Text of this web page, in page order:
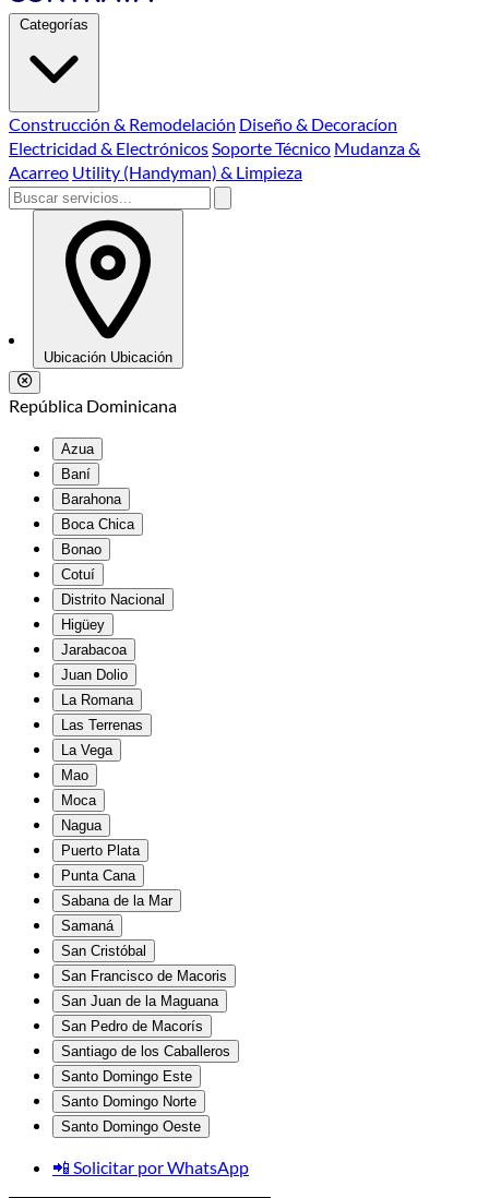
Categorías
Construcción & Remodelación Diseño & Decoracíon
Electricidad & ElectrónicosSoporte Técnico Mudanza &
Acarreo Utility (Handyman) & Limpieza
Ubicación Ubicación
República Dominicana
Azua
Baní
Barahona
Boca Chica
Bonao
Cotuí
Distrito Nacional
Higüey
Jarabacoa
Juan Dolio
La Romana
Las Terrenas
La Vega
Mao
Moca
Nagua
Puerto Plata
Punta Cana
Sabana de la Mar
Samaná
San Cristóbal
San Francisco de Macoris
San Juan de la Maguana
San Pedro de Macorís
Santiago de los Caballeros
Santo Domingo Este
Santo Domingo Norte
Santo Domingo Oeste
📲 Solicitar por WhatsApp